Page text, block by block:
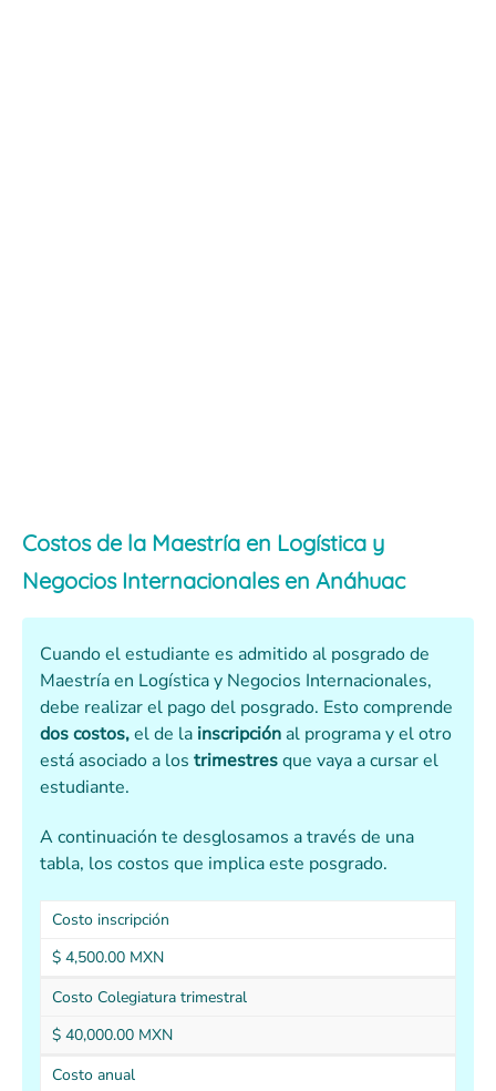
Costos de la Maestría en Logística y
Negocios Internacionales en Anáhuac
Cuando el estudiante es admitido al posgrado de
Maestría en Logística y Negocios Internacionales,
debe realizar el pago del posgrado. Esto comprende
dos costos,el de la inscripción al programa y el otro
está asociado a los trimestresque vaya a cursar el
estudiante.
A continuación te desglosamos a través de una
tabla, los costos que implica este posgrado.
Costo inscripción
$ 4,500.00 MXN
Costo Colegiatura trimestral
$ 40,000.00 MXN
Costo anual